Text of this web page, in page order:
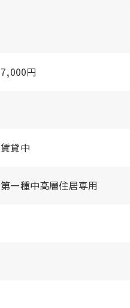
7,000円
賃貸中
第一種中高層住居専用